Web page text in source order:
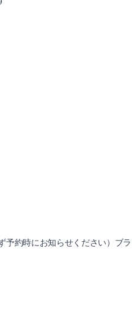
予約時にお知らせください）ブ